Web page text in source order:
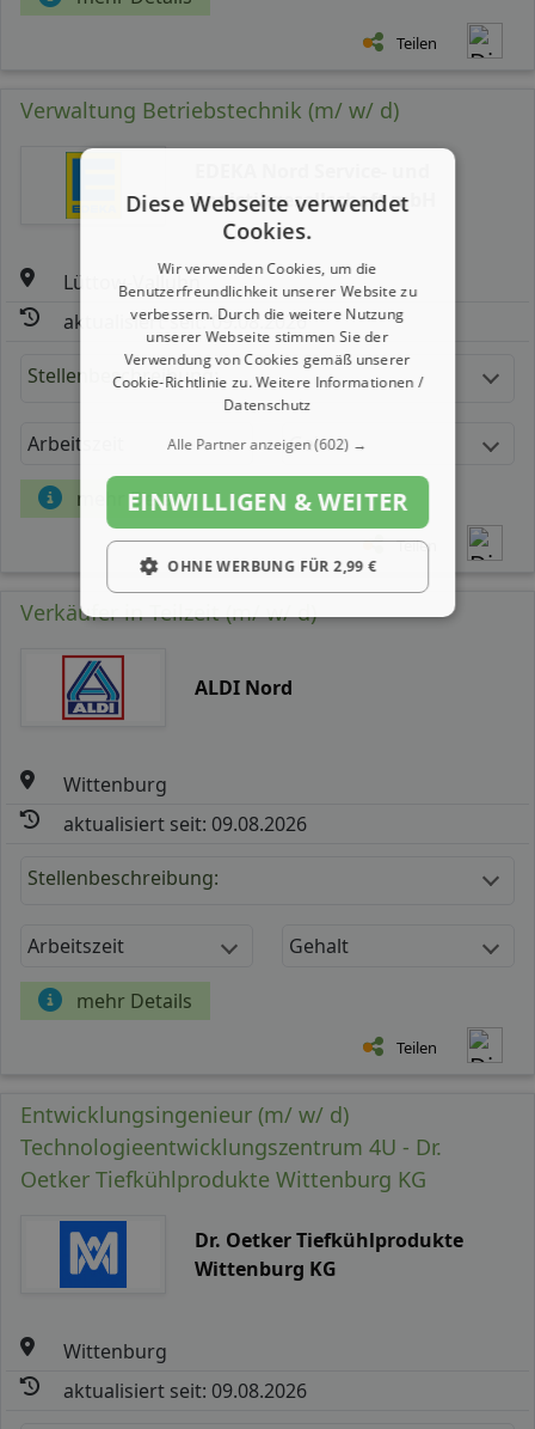
Teilen
Verwaltung Betriebstechnik (m/ w/ d)
Logistikgesellschaft mbH
Lüttow-Valluhn
aktualisiert seit: 09.08.2026
Stellenbeschreibung:
Arbeitszeit Gehalt
mehr Details
Teilen
Verkäufer in Teilzeit (m/ w/ d)
ALDI Nord
Wittenburg
aktualisiert seit: 09.08.2026
Stellenbeschreibung:
Arbeitszeit Gehalt
mehr Details
Teilen
Entwicklungsingenieur (m/ w/ d)
Technologieentwicklungszentrum 4U - Dr.
Oetker Tiefkühlprodukte Wittenburg KG
Dr. Oetker Tiefkühlprodukte
Wittenburg KG
Wittenburg
aktualisiert seit: 09.08.2026
Diese Webseite verwendet
Cookies.
Wir verwenden Cookies, um die
Benutzerfreundlichkeit unserer Website zu
verbessern. Durch die weitere Nutzung
unserer Webseite stimmen Sie der
Verwendung von Cookies gemäß unserer
Cookie-Richtlinie zu.Weitere Informationen /
Datenschutz
Alle Partner anzeigen(602) →
EINWILLIGEN & WEITER
OHNE WERBUNG FÜR 2,99 €